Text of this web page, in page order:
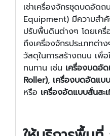
เช่าเครื่องจักรชุดบดอัด
Equipment) มีความสำ
ปรับพื้นดินต่างๆ โดยเค
ถึงเครื่องจักรประเภทต่า
วัสดุในการสร้างถนน เพื่
ทนทาน เช่น เครื่องบดอั
Roller), เครื่องบดอัดแบ
หรือ เครื่องอัดแบบสั่นสะ